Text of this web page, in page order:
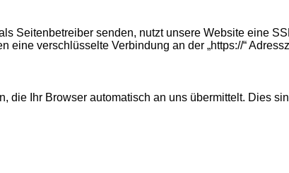
Seitenbetreiber senden, nutzt unsere Website eine
verschlüsselte Verbindung an der „https://“
die Ihr Browser automatisch an uns übermittelt. Dies